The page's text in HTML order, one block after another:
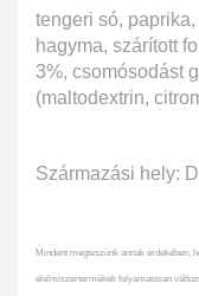
tengeri só,
hagyma, szárított
3%, csomósodást
(maltodextrin,
Származási hely:
Mindent megteszünk annak érdekében,
élelmiszertermékek folyamatosan